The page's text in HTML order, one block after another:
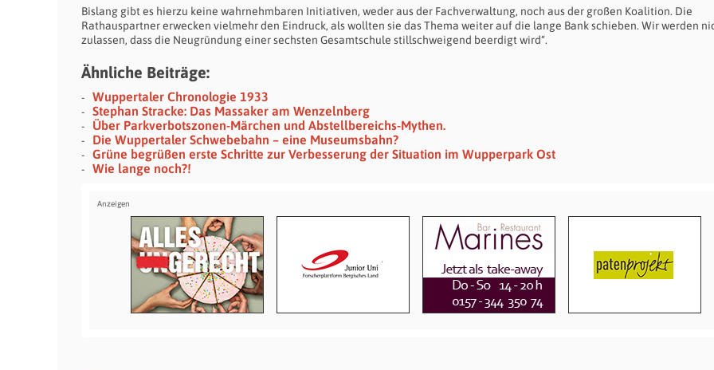
Bislang gibt es hierzu keine wahrnehmbaren Initiativen, weder aus der Fachverwaltung, noch aus der großen Koalition. Die
Rathauspartner erwecken vielmehr den Eindruck, als wollten sie das Thema weiter auf die lange Bank schieben. Wir werden
zulassen, dass die Neugründung einer sechsten Gesamtschule stillschweigend beerdigt wird“.
Ähnliche Beiträge:
Wuppertaler Chronologie 1933
Stephan Stracke: Das Massaker am Wenzelnberg
Über Parkverbotszonen-Märchen und Abstellbereichs-Mythen.
Die Wuppertaler Schwebebahn – eine Museumsbahn?
Grüne begrüßen erste Schritte zur Verbesserung der Situation im Wupperpark Ost
Wie lange noch?!